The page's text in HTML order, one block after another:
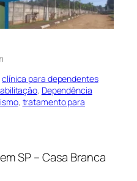
clínica para dependentes
, Dependência
, tratamento para
SP – Casa Branca